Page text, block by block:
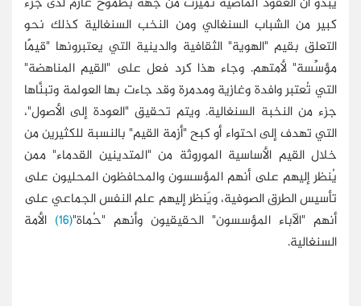
كبير من الشباب السنغالي ومن النخب السنغالية كذلك نحو
التعلق بقيم "الهوية" الثقافية والدينية التي يعتبرونها "قيمًا
مؤسِّسة" لأمتهم. وجاء هذا كرد فعل على "القيم المناهضة"
التي تُعتبر وافدة وغازية ومدمرة وقد جاءت بها العولمة وتبنَّاها
جزء من النخبة السنغالية. ويتم تحقيق "العودة إلى الأصول"،
التي تهدف إلى احتواء أو كبح "أزمة القيم" بالنسبة للكثيرين من
خلال القيم الأساسية الموروثة من "المتدينين القدماء" ممن
يُنظر إليهم على أنهم المؤسسون والمحافظون المحليون على
تأسيس الطرق الصوفية، ويَنظر إليهم علم النفس الجماعي على
أنهم "الآباء المؤسسون" الحقيقيون وأنهم "حُماة"(16)
الأمة
السنغالية.